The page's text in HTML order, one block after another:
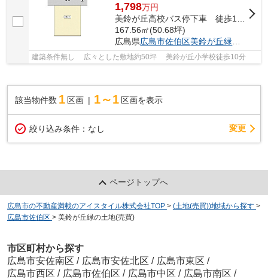
1,798万円
美鈴が丘高校バス停下車 徒歩10分
167.56㎡(50.68坪)
広島県広島市佐伯区美鈴が丘緑３丁目
建築条件無し 広々とした敷地約50坪 美鈴が丘小学校徒歩10分
該当物件数 1 区画 1～1 区画を表示
絞り込み条件： なし 変更
ページトップへ
広島市の不動産満載のアイスタイル株式会社TOP > (土地(売買))地域から探す >
広島市佐伯区 > 美鈴が丘緑の土地(売買)
市区町村から探す
広島市安佐南区 / 広島市安佐北区 / 広島市東区 /
広島市西区 / 広島市佐伯区 / 広島市中区 / 広島市南区 /